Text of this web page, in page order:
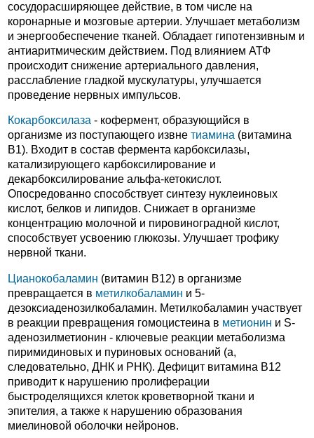
сосудорасширяющее действие, в том числе на
коронарные и мозговые артерии. Улучшает метаболизм
и энергообеспечение тканей. Обладает гипотензивным и
антиаритмическим действием. Под влиянием АТФ
происходит снижение артериального давления,
расслабление гладкой мускулатуры, улучшается
проведение нервных импульсов.
Кокарбоксилаза - кофермент, образующийся в
организме из поступающего извне тиамина (витамина
B1). Входит в состав фермента карбоксилазы,
катализирующего карбоксилирование и
декарбоксилирование альфа-кетокислот.
Опосредованно способствует синтезу нуклеиновых
кислот, белков и липидов. Снижает в организме
концентрацию молочной и пировиноградной кислот,
способствует усвоению глюкозы. Улучшает трофику
нервной ткани.
Цианокобаламин (витамин В12) в организме
превращается в метилкобаламин и 5-
дезоксиаденозилкобаламин. Метилкобаламин участвует
в реакции превращения гомоцистеина в метионин и S-
аденозилметионин - ключевые реакции метаболизма
пиримидиновых и пуриновых оснований (а,
следовательно, ДНК и РНК). Дефицит витамина В12
приводит к нарушению пролиферации
быстроделящихся клеток кроветворной ткани и
эпителия, а также к нарушению образования
миелиновой оболочки нейронов.